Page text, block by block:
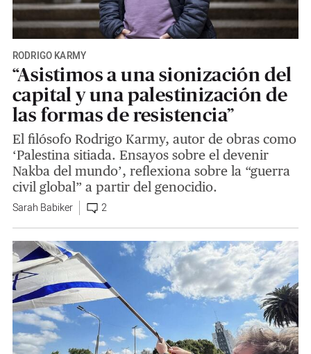
RODRIGO KARMY
“Asistimos a una sionización del
capital y una palestinización de
las formas de resistencia”
El filósofo Rodrigo Karmy, autor de obras como
‘Palestina sitiada. Ensayos sobre el devenir
Nakba del mundo’, reflexiona sobre la “guerra
civil global” a partir del genocidio.
Sarah Babiker 2